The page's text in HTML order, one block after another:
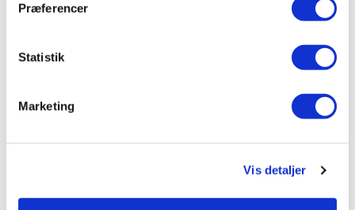
Præferencer
Statistik
Marketing
Vis detaljer